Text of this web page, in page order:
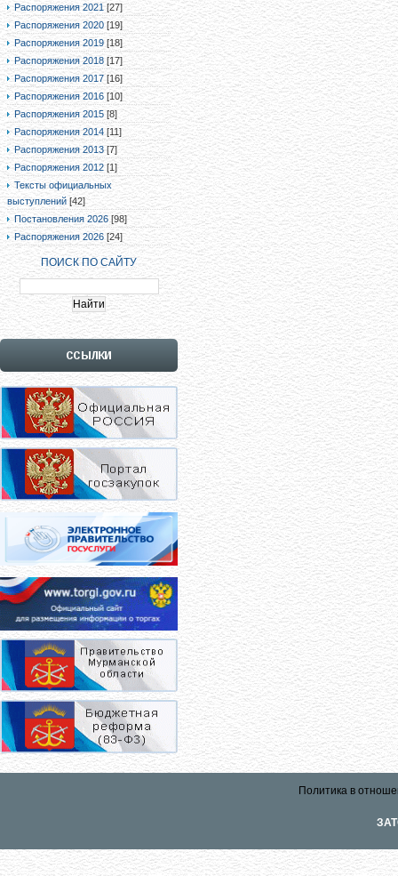
Распоряжения 2021 [27]
Распоряжения 2020 [19]
Распоряжения 2019 [18]
Распоряжения 2018 [17]
Распоряжения 2017 [16]
Распоряжения 2016 [10]
Распоряжения 2015 [8]
Распоряжения 2014 [11]
Распоряжения 2013 [7]
Распоряжения 2012 [1]
Тексты официальных
выступлений [42]
Постановления 2026 [98]
Распоряжения 2026 [24]
ПОИСК ПО САЙТУ
Политика в